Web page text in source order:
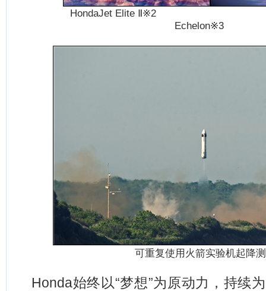
HondaJet Elite Ⅱ※2
Echelon※3
可重复使用火箭实验机起降
Honda始终以“梦想”为原动力，持续